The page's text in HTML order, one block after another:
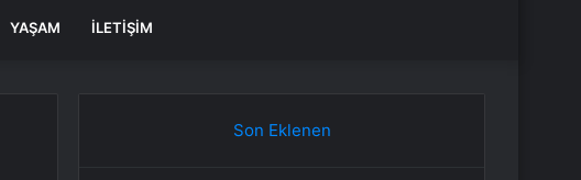
YAŞAM İLETIŞIM
Son Eklenen